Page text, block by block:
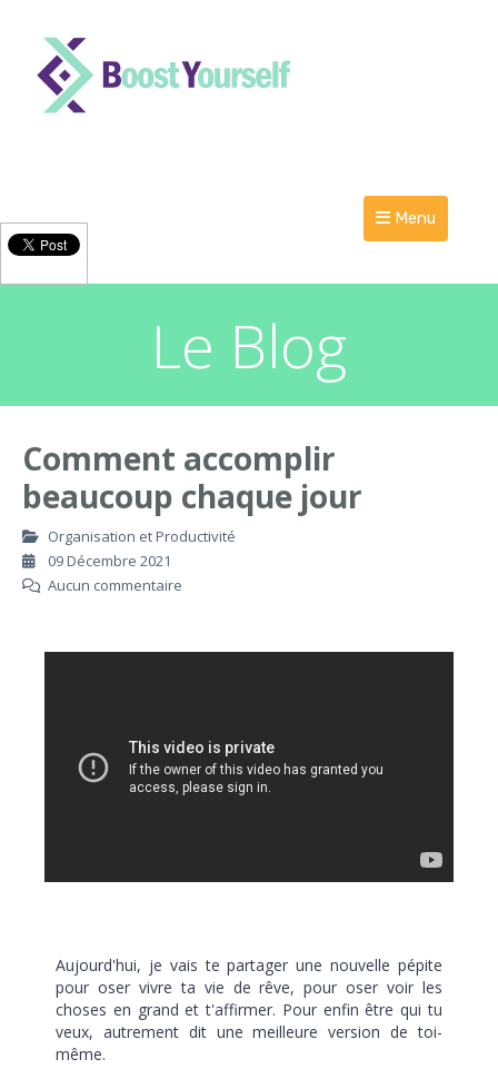
Menu
Le Blog
Comment accomplir
beaucoup chaque jour
Organisation et Productivité
09 Décembre 2021
Aucun commentaire
Aujourd'hui, je vais te partager une nouvelle pépite
pour oser vivre ta vie de rêve, pour oser voir les
choses en grand et t'affirmer. Pour enfin être qui tu
veux, autrement dit une meilleure version de toi-
même.